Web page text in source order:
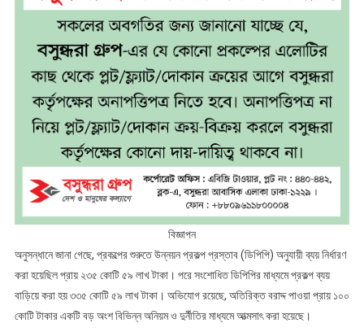
বিজ্ঞাপন
অনুসন্ধানে জানা গেছে, প্রকল্পের শুরুতে উন্নয়ন প্রকল্প প্রস্তাব (ডিপিপি) অনুযায়ী ব্যয় নির্ধারণ
করা হয়েছিল প্রায় ২৩৫ কোটি ৫৯ লাখ টাকা। পরে সংশোধিত ডিপিপির মাধ্যমে প্রকল্প ব্যয়
বাড়িয়ে করা হয় ৩৩৫ কোটি ৫৯ লাখ টাকা। অভিযোগ রয়েছে, অতিরিক্ত বরাদ্দ পাওয়া প্রায় ১০০
কোটি টাকার একটি বড় অংশ বিভিন্ন অনিয়ম ও দুর্নীতির মাধ্যমে আত্মসাৎ করা হয়েছে।